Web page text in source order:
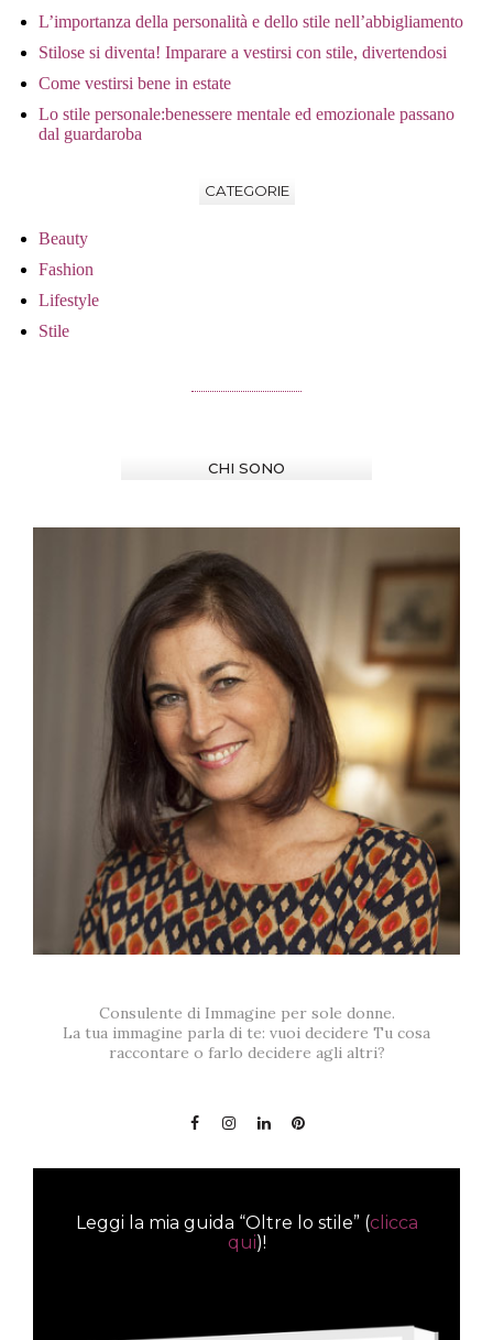
L’importanza della personalità e dello stile nell’abbigliamento
Stilose si diventa! Imparare a vestirsi con stile, divertendosi
Come vestirsi bene in estate
Lo stile personale:benessere mentale ed emozionale passano
dal guardaroba
CATEGORIE
Beauty
Fashion
Lifestyle
Stile
CHI SONO
Consulente di Immagine per sole donne.
La tua immagine parla di te: vuoi decidere Tu cosa
raccontare o farlo decidere agli altri?
Leggi la mia guida “Oltre lo stile” (clicca
qui)!